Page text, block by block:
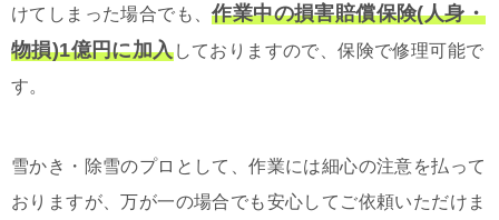
けてしまった場合でも、作業中の損害賠償保険(人身・
物損)1億円に加入しておりますので、保険で修理可能で
す。
雪かき・除雪のプロとして、作業には細心の注意を払って
おりますが、万が一の場合でも安心してご依頼いただけま